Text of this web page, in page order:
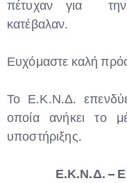
πέτυχαν για την
κατέβαλαν.
Ευχόμαστε καλή
Το Ε.Κ.Ν.Δ.
οποία ανήκει το
υποστήριξης.
Ε.Κ.Ν.Δ. –